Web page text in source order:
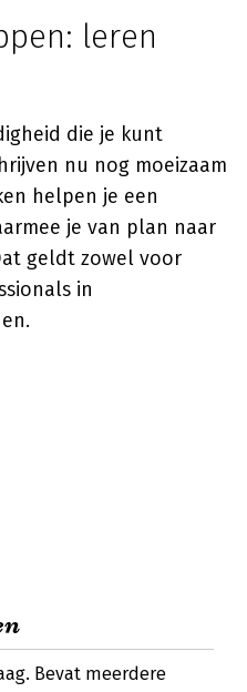
leren
die je kunt
nu nog moeizaam
helpen je een
je van plan naar
geldt zowel voor
in
Bevat meerdere